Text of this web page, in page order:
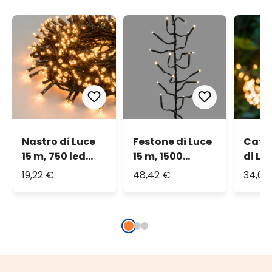
Nastro di Luce
15 m, 750 led
bianco extra
19,22 €
Festone di Luce
15 m, 1500
miniled bianco
48,42 €
di
1500